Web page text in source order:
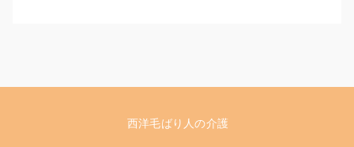
西洋毛ばり人の介護